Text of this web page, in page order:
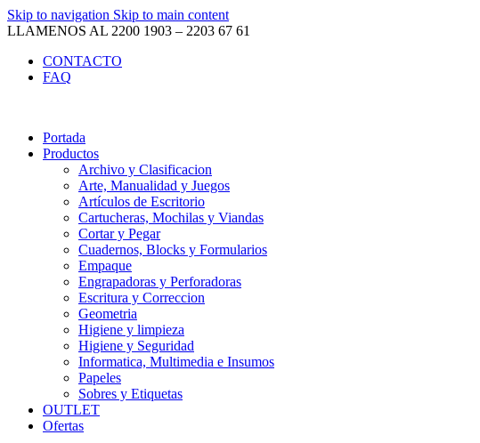
Skip to navigation Skip to main content
LLAMENOS AL 2200 1903 – 2203 67 61
CONTACTO
FAQ
Portada
Productos
Archivo y Clasificacion
Arte, Manualidad y Juegos
Artículos de Escritorio
Cartucheras, Mochilas y Viandas
Cortar y Pegar
Cuadernos, Blocks y Formularios
Empaque
Engrapadoras y Perforadoras
Escritura y Correccion
Geometria
Higiene y limpieza
Higiene y Seguridad
Informatica, Multimedia e Insumos
Papeles
Sobres y Etiquetas
OUTLET
Ofertas